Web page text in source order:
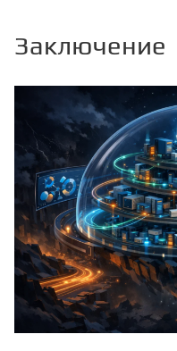
Заключение